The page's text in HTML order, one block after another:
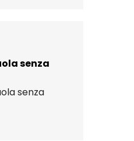
senza
senza